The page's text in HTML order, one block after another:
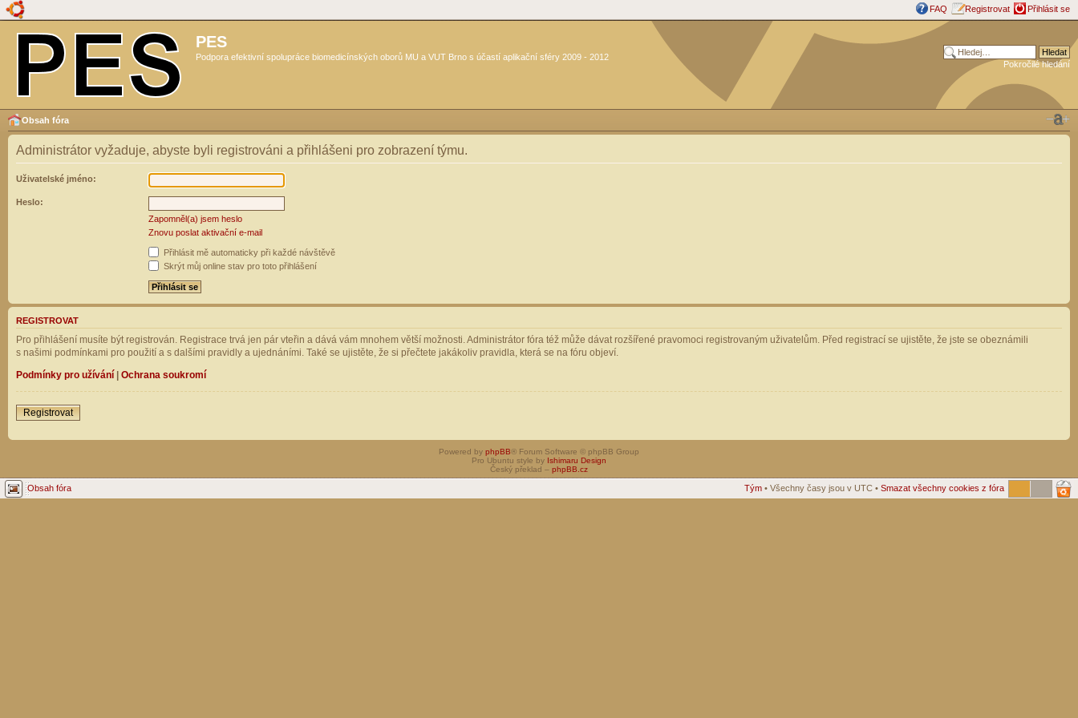
FAQ Registrovat Přihlásit se
PES
Podpora efektivní spolupráce biomedicínských oborů MU a VUT Brno s účastí aplikační sféry 2009 - 2012
Pokročilé hledání
Obsah fóra
Administrátor vyžaduje, abyste byli registrováni a přihlášeni pro zobrazení týmu.
Uživatelské jméno:
Heslo:
Zapomněl(a) jsem heslo
Znovu poslat aktivační e-mail
Přihlásit mě automaticky při každé návštěvě
Skrýt můj online stav pro toto přihlášení
REGISTROVAT
Pro přihlášení musíte být registrován. Registrace trvá jen pár vteřin a dává vám mnohem větší možnosti. Administrátor fóra též může dávat rozšířené pravomoci registrovaným uživatelům. Před registrací se ujistěte, že jste se obeznámili
s našimi podmínkami pro použití a s dalšími pravidly a ujednáními. Také se ujistěte, že si přečtete jakákoliv pravidla, která se na fóru objeví.
Podmínky pro užívání | Ochrana soukromí
Registrovat
Powered by phpBB® Forum Software © phpBB Group
Pro Ubuntu style by Ishimaru Design
Český překlad – phpBB.cz
Obsah fóra Tým • Všechny časy jsou v UTC • Smazat všechny cookies z fóra